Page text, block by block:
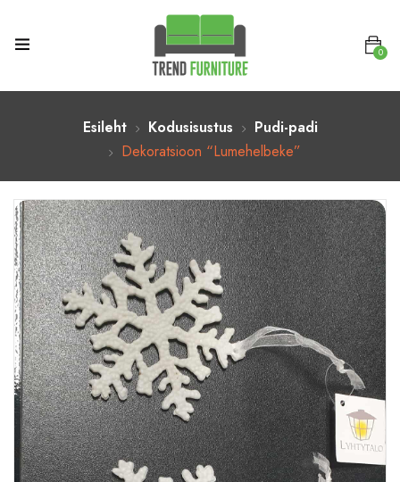
0
Esileht Kodusisustus
Pudi-padi
Dekoratsioon “Lumehelbeke”